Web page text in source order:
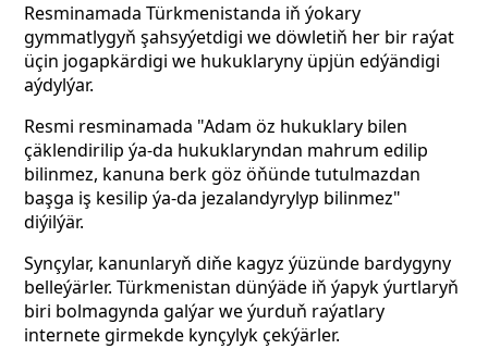
Resminamada Türkmenistanda iň ýokary
gymmatlygyň şahsyýetdigi we döwletiň her bir raýat
üçin jogapkärdigi we hukuklaryny üpjün edýändigi
aýdylýar.
Resmi resminamada "Adam öz hukuklary bilen
çäklendirilip ýa-da hukuklaryndan mahrum edilip
bilinmez, kanuna berk göz öňünde tutulmazdan
başga iş kesilip ýa-da jezalandyrylyp bilinmez"
diýilýär.
Synçylar, kanunlaryň diňe kagyz ýüzünde bardygyny
belleýärler. Türkmenistan dünýäde iň ýapyk ýurtlaryň
biri bolmagynda galýar we ýurduň raýatlary
internete girmekde kynçylyk çekýärler.